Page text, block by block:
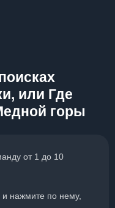
или Где
горы
от 1 до 10
нажмите по нему,